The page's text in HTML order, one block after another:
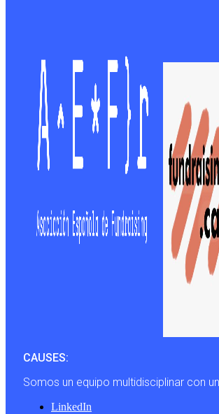
CAUSES:
Somos un equipo multidisciplinar con
LinkedIn